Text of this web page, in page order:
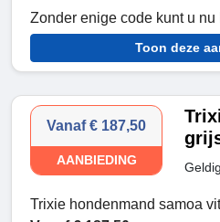
Zonder enige code kunt u nu
Toon deze
Vanaf € 187,50
AANBIEDING
Trixie hondenmand samoa